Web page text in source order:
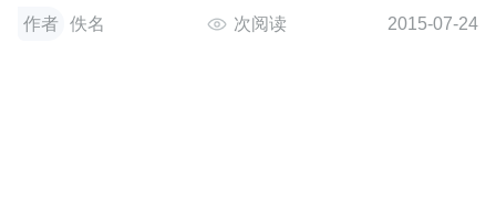
作者 佚名 次阅读 2015-07-24